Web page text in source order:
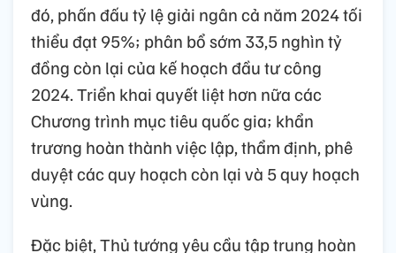
đó, phấn đấu tỷ lệ giải ngân cả năm 2024 tối
thiểu đạt 95%; phân bổ sớm 33,5 nghìn tỷ
đồng còn lại của kế hoạch đầu tư công
2024. Triển khai quyết liệt hơn nữa các
Chương trình mục tiêu quốc gia; khẩn
trương hoàn thành việc lập, thẩm định, phê
duyệt các quy hoạch còn lại và 5 quy hoạch
vùng.
Đặc biệt, Thủ tướng yêu cầu tập trung hoàn